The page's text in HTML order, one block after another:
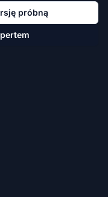
próbną